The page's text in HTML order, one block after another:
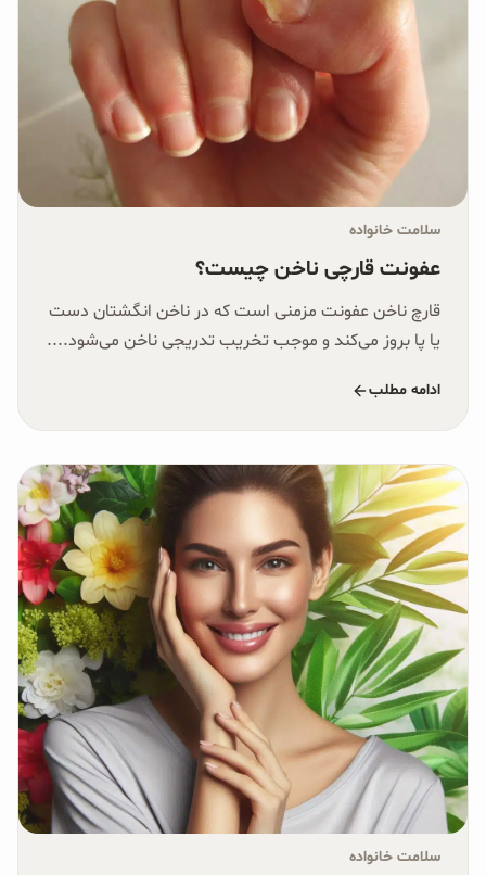
سلامت خانواده
عفونت قارچی ناخن چیست؟
قارچ ناخن عفونت مزمنی است که در ناخن انگشتان دست‌
یا پا بروز می‌کند و موجب تخریب تدریجی ناخن می‌شود....
ادامه مطلب
سلامت خانواده